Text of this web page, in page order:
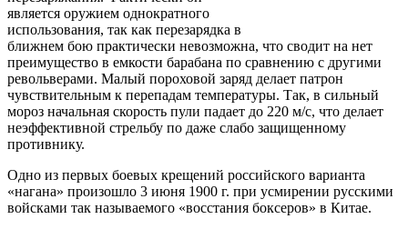
является оружием однократного
использования, так как перезарядка в
ближнем бою практически невозможна, что сводит на нет
преимущество в емкости барабана по сравнению с другими
револьверами. Малый пороховой заряд делает патрон
чувствительным к перепадам температуры. Так, в сильный
мороз начальная скорость пули падает до 220 м/с, что делает
неэффективной стрельбу по даже слабо защищенному
противнику.
Одно из первых боевых крещений российского варианта
«нагана» произошло 3 июня 1900 г. при усмирении русскими
войсками так называемого «восстания боксеров» в Китае.